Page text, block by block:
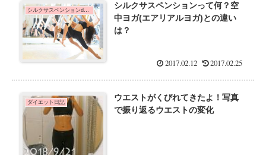
シルクサスペンションde姿勢矯正♪
シルクサスペンションって何？空
中ヨガ(エアリアルヨガ)との違い
は？
2017.02.12 2017.02.25
ダイエット日記
ウエストがくびれてきたよ！写真
で振り返るウエストの変化